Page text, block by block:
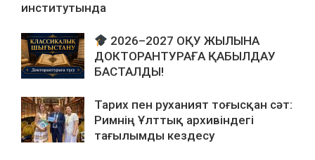
институтында
2026–2027 ОҚУ ЖЫЛЫНА
ДОКТОРАНТУРАҒА ҚАБЫЛДАУ
БАСТАЛДЫ!
Тарих пен руханият тоғысқан сәт:
Римнің Ұлттық архивіндегі
тағылымды кездесу